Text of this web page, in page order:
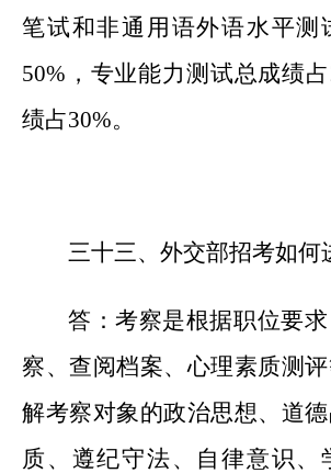
笔试和非通用语外语水平测
50%，专业能力测试总成绩
绩占30%。
三十三、外交部招考如何
答：考察是根据职位要
察、查阅档案、心理素质测
解考察对象的政治思想、道
质、遵纪守法、自律意识、